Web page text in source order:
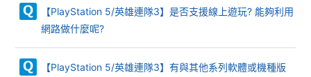
【PlayStation 5/英雄連隊3】是否支援線上遊玩? 能夠利用
網路做什麼呢?
【PlayStation 5/英雄連隊3】有與其他系列軟體或機種版